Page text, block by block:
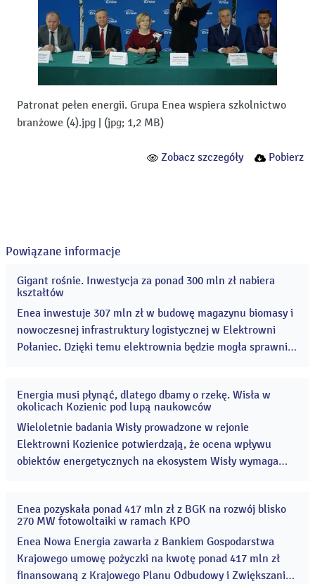
Patronat pełen energii. Grupa Enea wspiera szkolnictwo
branżowe (4).jpg
(jpg; 1,2 MB)
Zobacz szczegóły Pobierz
Powiązane informacje
2026
Gigant rośnie. Inwestycja za ponad 300 mln zł nabiera
kształtów
Enea inwestuje 307 mln zł w budowę magazynu biomasy i
nowoczesnej infrastruktury logistycznej w Elektrowni
Połaniec. Dzięki temu elektrownia będzie mogła sprawnie
Energia musi płynąć, dlatego dbamy o rzekę. Wisła w
okolicach Kozienic pod lupą naukowców
Wieloletnie badania Wisły prowadzone w rejonie
Elektrowni Kozienice potwierdzają, że ocena wpływu
obiektów energetycznych na ekosystem Wisły wymaga
jednocześnie m.in. susze, zmiany klimatu, regulacje rzeki
oraz gatunki inwazyjne. ...
20
2026
Enea pozyskała ponad 417 mln zł z BGK na rozwój blisko
270 MW fotowoltaiki w ramach KPO
Enea Nowa Energia zawarła z Bankiem Gospodarstwa
Krajowego umowę pożyczki na kwotę ponad 417 mln zł
finansowaną z Krajowego Planu Odbudowy i Zwiększania